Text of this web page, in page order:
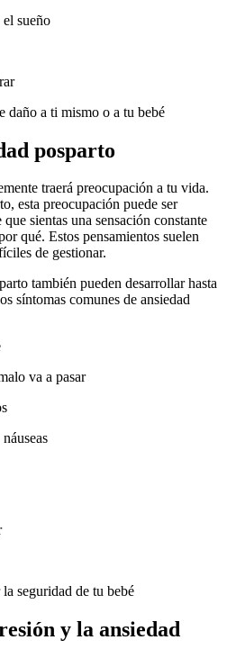
sueño
daño a ti mismo o a tu bebé
posparto
traerá preocupación a tu vida.
esta preocupación puede ser
sientas una sensación constante
qué. Estos pensamientos suelen
de gestionar.
también pueden desarrollar hasta
síntomas comunes de ansiedad
va a pasar
seguridad de tu bebé
y la ansiedad